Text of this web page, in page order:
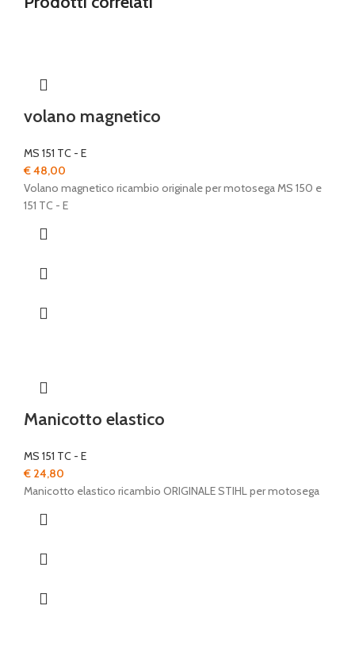
volano magnetico
MS 151 TC - E
€48,00
Volano magnetico ricambio originale per motosega MS 150 e
151 TC - E
Manicotto elastico
MS 151 TC - E
€ 24,80
Manicotto elastico ricambio ORIGINALE STIHL per motosega